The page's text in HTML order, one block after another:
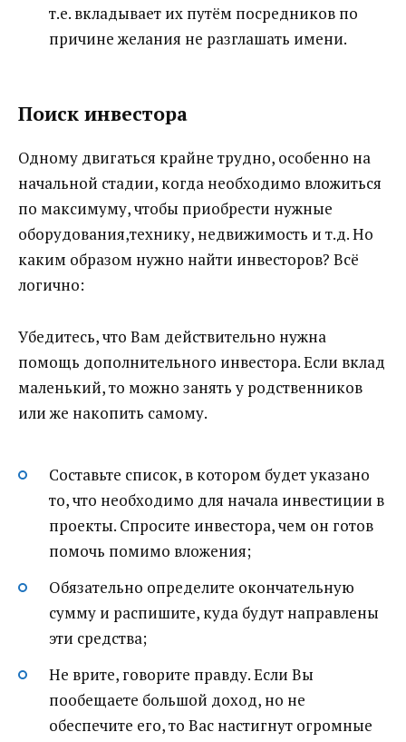
т.е. вкладывает их путём посредников по
причине желания не разглашать имени.
Поиск инвестора
Одному двигаться крайне трудно, особенно на
начальной стадии, когда необходимо вложиться
по максимуму, чтобы приобрести нужные
оборудования,технику, недвижимость и т.д. Но
каким образом нужно найти инвесторов? Всё
логично:
Убедитесь, что Вам действительно нужна
помощь дополнительного инвестора. Если вклад
маленький, то можно занять у родственников
или же накопить самому.
Составьте список, в котором будет указано
то, что необходимо для начала инвестиции в
проекты. Спросите инвестора, чем он готов
помочь помимо вложения;
Обязательно определите окончательную
сумму и распишите, куда будут направлены
эти средства;
Не врите, говорите правду. Если Вы
пообещаете большой доход, но не
обеспечите его, то Вас настигнут огромные